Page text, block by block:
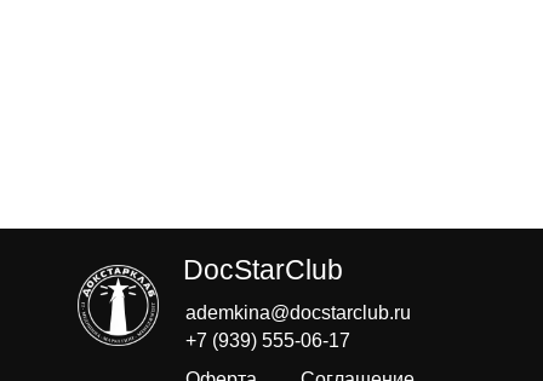
DocStarClub
ademkina@docstarclub.ru
+7 (939) 555-06-17